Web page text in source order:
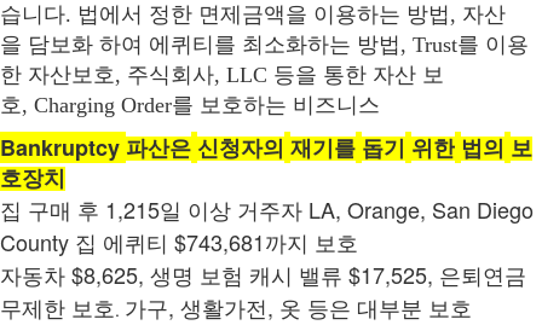
습니다. 법에서 정한 면제금액을 이용하는 방법, 자산
을 담보화 하여 에퀴티를 최소화하는 방법, Trust를 이용
한 자산보호, 주식회사, LLC 등을 통한 자산 보
호, Charging Order를 보호하는 비즈니스
Bankruptcy 파산은 신청자의 재기를 돕기 위한 법의 보
호장치
집 구매 후 1,215일 이상 거주자 LA, Orange, San Diego
County 집 에퀴티 $743,681 까지 보호
자동차 $8,625, 생명 보험 캐시 밸류 $17,525, 은퇴연금
무제한 보호. 가구, 생활가전, 옷 등은 대부분 보호